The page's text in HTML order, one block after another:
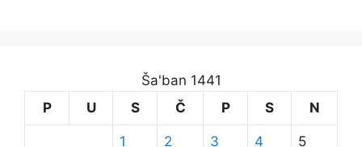
Ša'ban 1441
P
U S Č P S N
1 2 3 4 5